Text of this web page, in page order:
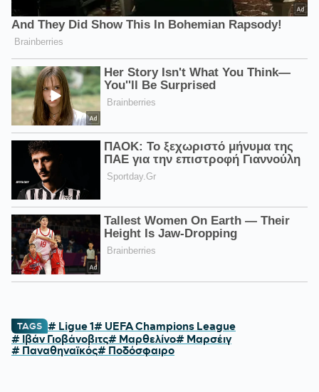
TAGS # Ligue 1# UEFA Champions League
# Ιβάν Γιοβάνοβιτς# Μαρθελίνο# Μαρσέιγ
# Παναθηναϊκός# Ποδόσφαιρο